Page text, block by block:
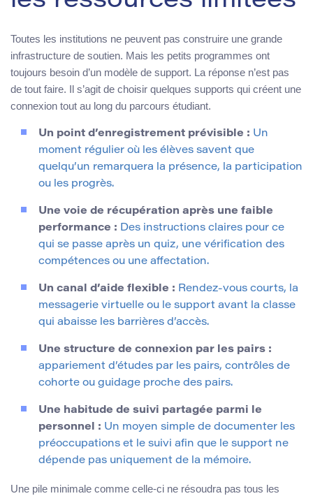
Toutes les institutions ne peuvent pas construire une grande
infrastructure de soutien. Mais les petits programmes ont
toujours besoin d’un modèle de support. La réponse n’est pas
de tout faire. Il s’agit de choisir quelques supports qui créent une
connexion tout au long du parcours étudiant.
Un point d’enregistrement prévisible : Un
moment régulier où les élèves savent que
quelqu’un remarquera la présence, la participation
ou les progrès.
Une voie de récupération après une faible
performance : Des instructions claires pour ce
qui se passe après un quiz, une vérification des
compétences ou une affectation.
Un canal d’aide flexible : Rendez-vous courts, la
messagerie virtuelle ou le support avant la classe
qui abaisse les barrières d’accès.
Une structure de connexion par les pairs :
appariement d’études par les pairs, contrôles de
cohorte ou guidage proche des pairs.
Une habitude de suivi partagée parmi le
personnel : Un moyen simple de documenter les
préoccupations et le suivi afin que le support ne
dépende pas uniquement de la mémoire.
Une pile minimale comme celle-ci ne résoudra pas tous les